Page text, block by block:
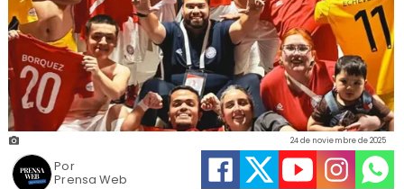
Prensa Web
24 de noviembre de 2025
Por